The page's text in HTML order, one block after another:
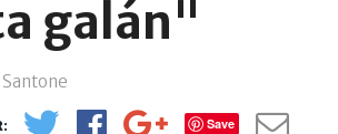
galán"
Save